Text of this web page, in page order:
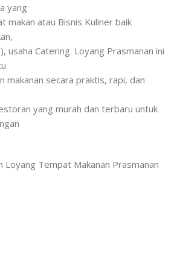
yang
makan atau Bisnis Kuliner baik
usaha Catering. Loyang Prasmanan ini
makanan secara praktis, rapi, dan
yang murah dan terbaru untuk
Loyang Tempat Makanan Prasmanan